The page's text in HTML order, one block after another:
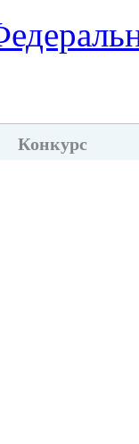
Конкурс